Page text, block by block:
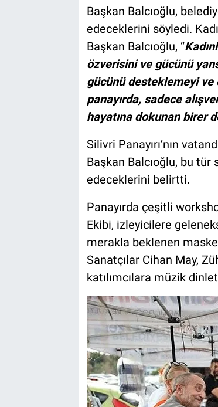
Başkan Balcıoğlu,
edeceklerini söyledi.
Başkan Balcıoğlu, “
özverisini ve gücünü
gücünü desteklemeyi ve
panayırda, sadece
hayatına dokunan birer
Silivri Panayırı’nın
Başkan Balcıoğlu, bu
edeceklerini belirtti.
Panayırda çeşitli
Ekibi, izleyicilere
merakla beklenen maske
Sanatçılar Cihan May,
katılımcılara müzik